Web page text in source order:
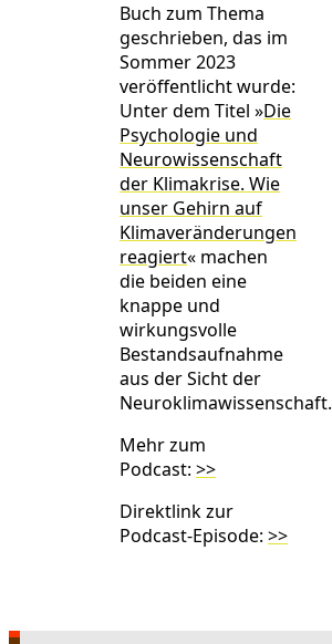
Buch zum Thema
geschrieben, das im
Sommer 2023
veröffentlicht wurde:
Unter dem Titel »Die
Psychologie und
Neurowissenschaft
der Klimakrise. Wie
unser Gehirn auf
Klimaveränderungen
reagiert« machen
die beiden eine
knappe und
wirkungsvolle
Bestandsaufnahme
aus der Sicht der
Neuroklimawissenschaft.
Mehr zum
Podcast: >>
Direktlink zur
Podcast-Episode: >>